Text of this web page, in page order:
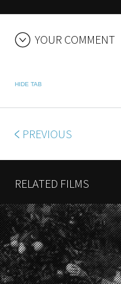
YOUR COMMENT
HIDE TAB
PREVIOUS
RELATED FILMS